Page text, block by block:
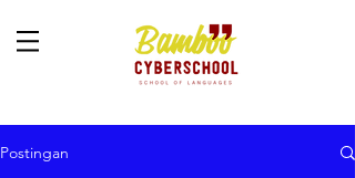
Postingan